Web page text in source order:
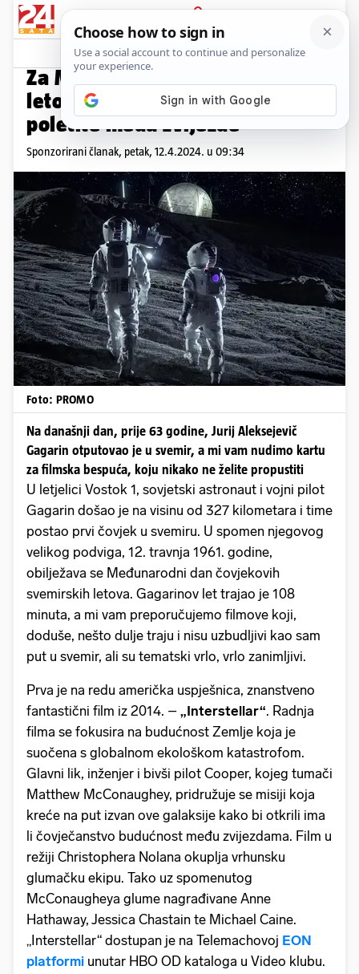
PRIJAVA
Promo sadržaj
Za Međunarodni dan svemirskih
letova uskočite u EON letjelicu i
poletite među zvijezde
Sponzorirani članak, petak, 12.4.2024. u 09:34
Foto: PROMO
Na današnji dan, prije 63 godine, Jurij Aleksejevič
Gagarin otputovao je u svemir, a mi vam nudimo kartu
za filmska bespuća, koju nikako ne želite propustiti
U letjelici Vostok 1, sovjetski astronaut i vojni pilot
Gagarin došao je na visinu od 327 kilometara i time
postao prvi čovjek u svemiru. U spomen njegovog
velikog podviga, 12. travnja 1961. godine,
obilježava se Međunarodni dan čovjekovih
svemirskih letova. Gagarinov let trajao je 108
minuta, a mi vam preporučujemo filmove koji,
doduše, nešto dulje traju i nisu uzbudljivi kao sam
put u svemir, ali su tematski vrlo, vrlo zanimljivi.
Prva je na redu američka uspješnica, znanstveno
fantastični film iz 2014. – „Interstellar“. Radnja
filma se fokusira na budućnost Zemlje koja je
suočena s globalnom ekološkom katastrofom.
Glavni lik, inženjer i bivši pilot Cooper, kojeg tumači
Matthew McConaughey, pridružuje se misiji koja
kreće na put izvan ove galaksije kako bi otkrili ima
li čovječanstvo budućnost među zvijezdama. Film u
režiji Christophera Nolana okuplja vrhunsku
glumačku ekipu. Tako uz spomenutog
McConaugheya glume nagrađivane Anne
Hathaway, Jessica Chastain te Michael Caine.
„Interstellar“ dostupan je na Telemachovoj EON
platformi unutar HBO OD kataloga u Video klubu.